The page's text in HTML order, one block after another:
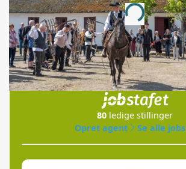
Loading...
Jobs
i samarbejde med
80 ledige stillinger
Opret agent
Se alle jobs